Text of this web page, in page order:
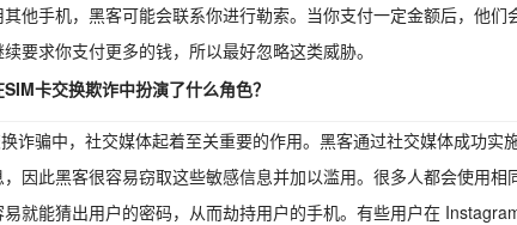
他手机，黑客可能会联系你进行勒索。当你支付一定金额后，他
要求你支付更多的钱，所以最好忽略这类威胁。
卡交换欺诈中扮演了什么角色？
诈骗中，社交媒体起着至关重要的作用。黑客通过社交媒体成功实
因此黑客很容易窃取这些敏感信息并加以滥用。很多人都会使用相
就能猜出用户的密码，从而劫持用户的手机。有些用户在